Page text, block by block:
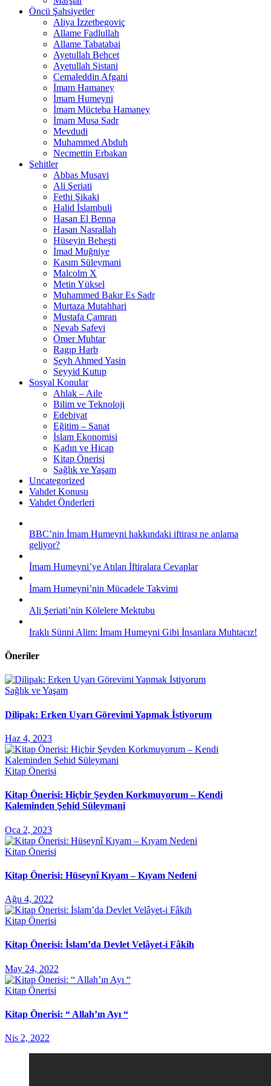
Öncü Şahsiyetler
Aliya İzzetbegoviç
Allame Fadlullah
Allame Tabatabai
Ayetullah Behcet
Ayetullah Sistani
Cemaleddin Afgani
İmam Hamaney
İmam Humeyni
İmam Mücteba Hamaney
İmam Musa Sadr
Mevdudi
Muhammed Abduh
Necmettin Erbakan
Şehitler
Abbas Musavi
Ali Şeriati
Fethi Şikaki
Halid İslambuli
Hasan El Benna
Hasan Nasrallah
Hüseyin Beheşti
İmad Muğniye
Kasım Süleymani
Malcolm X
Metin Yüksel
Muhammed Bakır Es Sadr
Murtaza Mutahhari
Mustafa Çamran
Nevab Safevi
Ömer Muhtar
Ragıp Harb
Şeyh Ahmed Yasin
Seyyid Kutup
Sosyal Konular
Ahlak – Aile
Bilim ve Teknoloji
Edebiyat
Eğitim – Sanat
İslam Ekonomisi
Kadın ve Hicap
Kitap Önerisi
Sağlık ve Yaşam
Uncategorized
Vahdet Konusu
Vahdet Önderleri
BBC’nin İmam Humeyni hakkındaki iftirası ne anlama
geliyor?
İmam Humeyni’ye Atılan İftiralara Cevaplar
İmam Humeyni’nin Mücadele Takvimi
Ali Şeriati’nin Kölelere Mektubu
Iraklı Sünni Alim: İmam Humeyni Gibi İnsanlara Muhtacız!
Öneriler
Sağlık ve Yaşam
Dilipak: Erken Uyarı Görevimi Yapmak İstiyorum
Haz 4, 2023
Kitap Önerisi
Kitap Önerisi: Hiçbir Şeyden Korkmuyorum – Kendi
Kaleminden Şehid Süleymani
Oca 2, 2023
Kitap Önerisi
Kitap Önerisi: Hüseynî Kıyam – Kıyam Nedeni
Ağu 4, 2022
Kitap Önerisi
Kitap Önerisi: İslam’da Devlet Velâyet-i Fâkih
May 24, 2022
Kitap Önerisi
Kitap Önerisi: “ Allah’ın Ayı “
Nis 2, 2022